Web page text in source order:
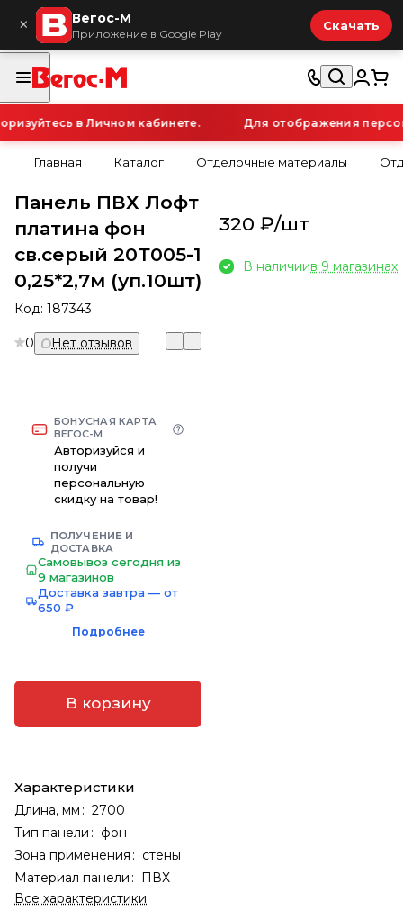
× Вегос-М
Приложение в Google Play
Скачать
в Личном кабинете. Для отображения
Главная Каталог Отделочные материалы
Панель ПВХ Лофт
платина фон
св.серый 20Т005-1
0,25*2,7м (уп.10шт)
Код: 187343
0 Нет отзывов
БОНУСНАЯ КАРТА
ВЕГОС-М
Авторизуйся и
получи
персональную
скидку на товар!
ПОЛУЧЕНИЕ И
ДОСТАВКА
Самовывоз сегодня из
9 магазинов
Доставка завтра — от
650 ₽
Подробнее
В корзину
Характеристики
Длина, мм : 2700
Тип панели : фон
Зона применения : стены
Материал панели : ПВХ
Все характеристики
320 ₽/шт
В наличиив 9 магазинах